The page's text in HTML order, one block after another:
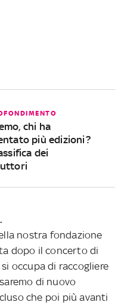
chi ha
più edizioni?
dei
nostra fondazione
dopo il concerto di
occupa di raccogliere
di nuovo
che poi più avanti